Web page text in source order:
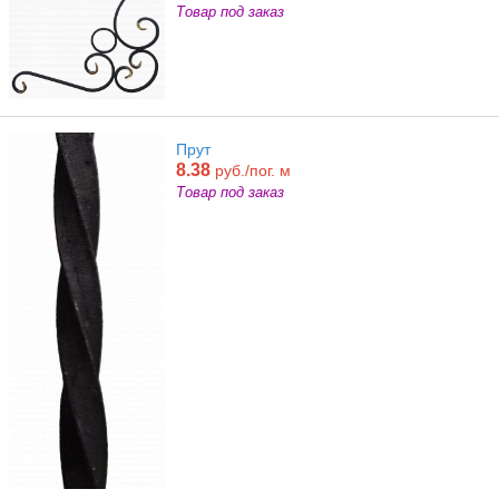
Товар под заказ
Прут
8.38 руб./пог. м
Товар под заказ